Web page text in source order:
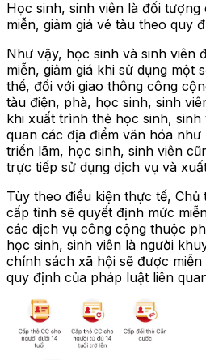
Học sinh, sinh viên là đối tượng
miễn, giảm giá vé tàu theo quy
Như vậy, học sinh và sinh viên
miễn, giảm giá khi sử dụng một
thể, đối với giao thông công
tàu điện, phà, học sinh, sinh
khi xuất trình thẻ học sinh, sinh
quan các địa điểm văn hóa như
triển lãm, học sinh, sinh viên
trực tiếp sử dụng dịch vụ và
Tùy theo điều kiện thực tế, Chủ
cấp tỉnh sẽ quyết định mức
các dịch vụ công cộng thuộc
học sinh, sinh viên là người
chính sách xã hội sẽ được miễn
quy định của pháp luật liên